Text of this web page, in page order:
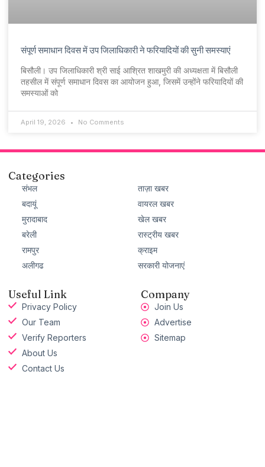
संपूर्ण समाधान दिवस में उप जिलाधिकारी ने फरियादियों की सुनी समस्याएं
बिसौली। उप जिलाधिकारी श्री साई आश्रित शाखमुरी की अध्यक्षता में बिसौली
तहसील में संपूर्ण समाधान दिवस का आयोजन हुआ, जिसमें उन्होंने फरियादियों की
समस्याओं को
April 19, 2026 No Comments
Categories
संभल
बदायूं
मुरादाबाद
बरेली
रामपुर
अलीगढ
ताज़ा खबर
वायरल खबर
खेल खबर
रास्ट्रीय खबर
क्राइम
सरकारी योजनाएं
Useful Link
Privacy Policy
Our Team
Verify Reporters
About Us
Contact Us
Company
Join Us
Advertise
Sitemap